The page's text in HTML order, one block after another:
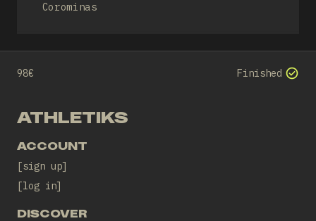
Corominas
98€ Finished
ATHLETIKS
ACCOUNT
sign up
log in
DISCOVER